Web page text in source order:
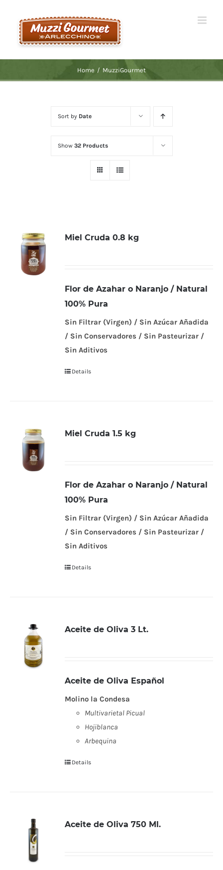
content
Home / MuzziGourmet
Sort by Date
Show 32 Products
Miel Cruda 0.8 kg
Flor de Azahar o Naranjo / Natural
100% Pura
Sin Filtrar (Virgen) / Sin Azúcar Añadida
/ Sin Conservadores / Sin Pasteurizar /
Sin Aditivos
Details
Miel Cruda 1.5 kg
Flor de Azahar o Naranjo / Natural
100% Pura
Sin Filtrar (Virgen) / Sin Azúcar Añadida
/ Sin Conservadores / Sin Pasteurizar /
Sin Aditivos
Details
Aceite de Oliva 3 Lt.
Aceite de Oliva Español
Molino la Condesa
Multivarietal Picual
Hojiblanca
Arbequina
Details
Aceite de Oliva 750 Ml.